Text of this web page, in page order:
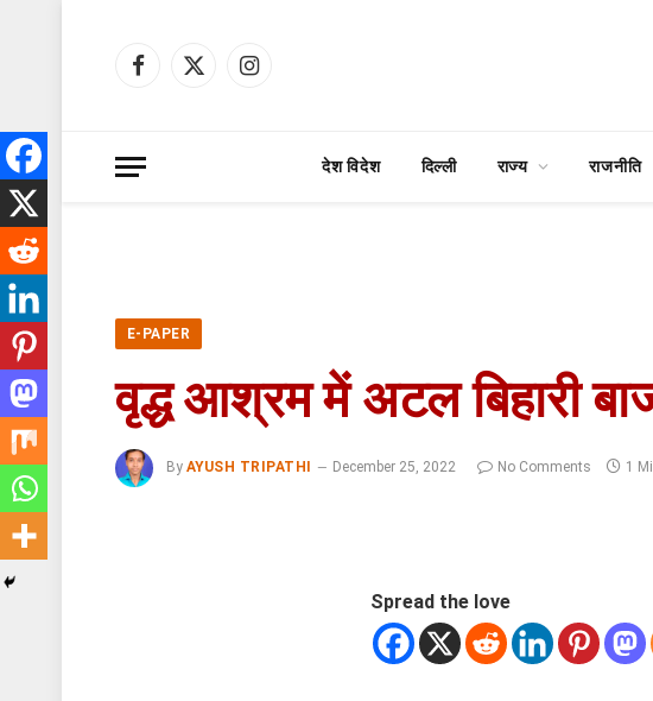
Facebook
X
Instagram
देश विदेश दिल्ली राज्य राजनीति
E-PAPER
वृद्ध आश्रम में अटल बिहारी
By AYUSH TRIPATHI December 25, 2022 No Comments 1
Spread the love